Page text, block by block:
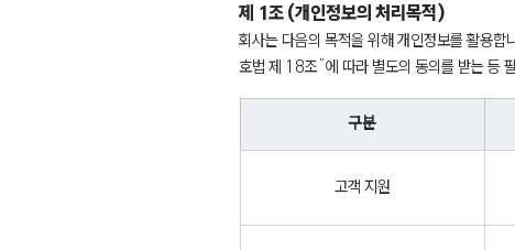
제 1조 (개인정보의 처리목적)
회사는 다음의 목적을 위해 개인정보를 활용
호법 제 18조”에 따라 별도의 동의를 받는 등
구분
고객 지원